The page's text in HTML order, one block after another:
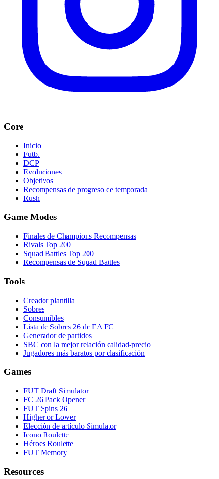
Core
Inicio
Futb.
DCP
Evoluciones
Objetivos
Recompensas de progreso de temporada
Rush
Game Modes
Finales de Champions Recompensas
Rivals Top 200
Squad Battles Top 200
Recompensas de Squad Battles
Tools
Creador plantilla
Sobres
Consumibles
Lista de Sobres 26 de EA FC
Generador de partidos
SBC con la mejor relación calidad-precio
Jugadores más baratos por clasificación
Games
FUT Draft Simulator
FC 26 Pack Opener
FUT Spins 26
Higher or Lower
Elección de artículo Simulator
Icono Roulette
Héroes Roulette
FUT Memory
Resources